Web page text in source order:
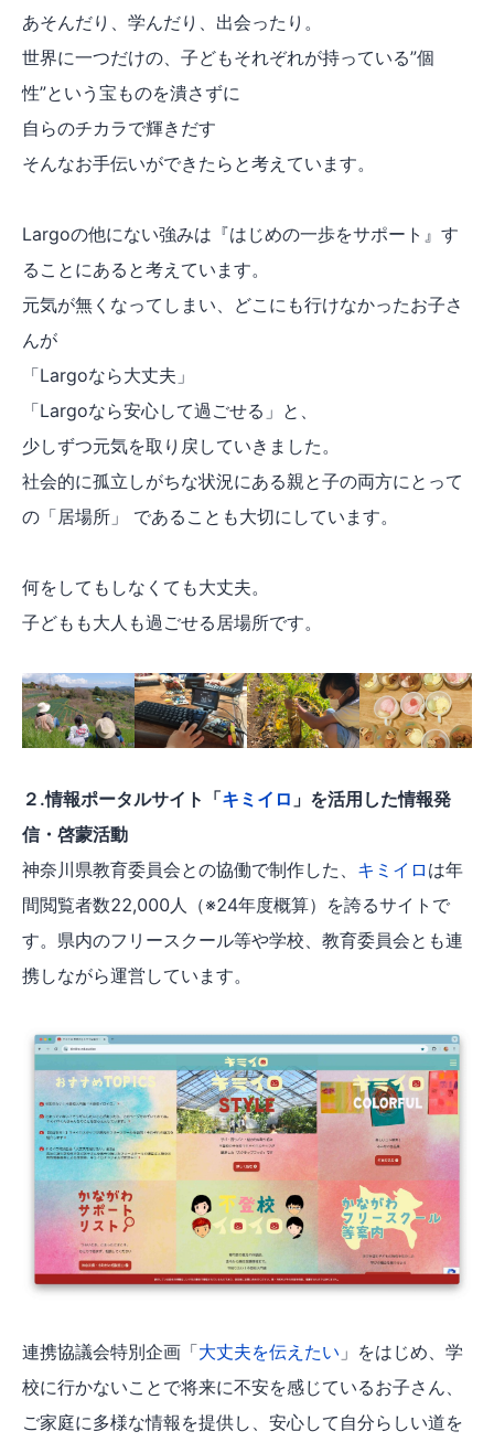
あそんだり、学んだり、出会ったり。
世界に一つだけの、子どもそれぞれが持っている”個
性”という宝ものを潰さずに
自らのチカラで輝きだす
そんなお手伝いができたらと考えています。
Largoの他にない強みは『はじめの一歩をサポート』す
ることにあると考えています。
元気が無くなってしまい、どこにも行けなかったお子さ
んが
「Largoなら大丈夫」
「Largoなら安心して過ごせる」と、
少しずつ元気を取り戻していきました。
社会的に孤立しがちな状況にある親と子の両方にとって
の「居場所」 であることも大切にしています。
何をしてもしなくても大丈夫。
子どもも大人も過ごせる居場所です。
２.情報ポータルサイト「キミイロ 」を活用した情報発
信・啓蒙活動
神奈川県教育委員会との協働で制作した、 キミイロ は年
間閲覧者数22,000人（※24年度概算）を誇るサイトで
す。県内のフリースクール等や学校、教育委員会とも連
携しながら運営しています。
連携協議会特別企画「大丈夫を伝えたい 」をはじめ、学
校に行かないことで将来に不安を感じているお子さん、
ご家庭に多様な情報を提供し、安心して自分らしい道を